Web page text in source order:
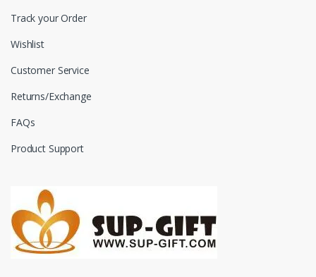
Track your Order
Wishlist
Customer Service
Returns/Exchange
FAQs
Product Support